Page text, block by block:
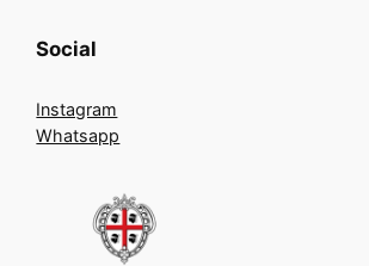
Social
Instagram
Whatsapp